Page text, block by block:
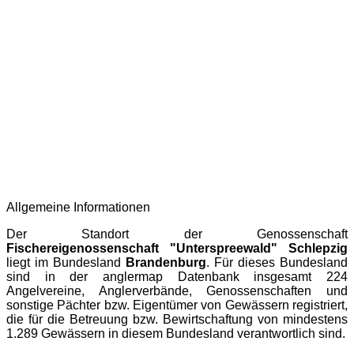
Allgemeine Informationen
Der Standort der Genossenschaft
Fischereigenossenschaft "Unterspreewald" Schlepzig
liegt im Bundesland
Brandenburg. Für dieses Bundesland
sind in der anglermap Datenbank insgesamt 224
Angelvereine, Anglerverbände, Genossenschaften und
sonstige Pächter bzw. Eigentümer von Gewässern registriert,
die für die Betreuung bzw. Bewirtschaftung von mindestens
1.289 Gewässern in diesem Bundesland verantwortlich sind.